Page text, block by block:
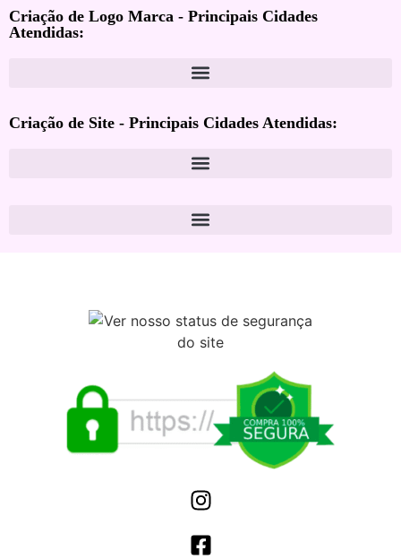
Criação de Logo Marca - Principais Cidades
Atendidas:
Criação de Site - Principais Cidades Atendidas: